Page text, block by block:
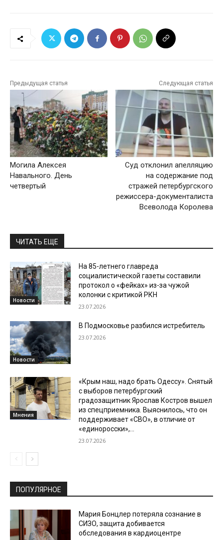
Предыдущая статья
Могила Алексея
Навального. День
четвертый
Следующая статья
Суд отклонил апелляцию
на содержание под
стражей петербургского
режиссера-документалиста
Всеволода Королева
ЧИТАТЬ ЕЩЕ
Новости
На 85-летнего главреда
социалистической газеты составили
протокол о «фейках» из-за чужой
колонки с критикой РКН
23.07.2026
Новости
В Подмосковье разбился истребитель
23.07.2026
Мнения
«Крым наш, надо брать Одессу». Снятый
с выборов петербургский
градозащитник Ярослав Костров вышел
из спецприемника. Выяснилось, что он
поддерживает «СВО», в отличие от
«единоросски»,...
23.07.2026
ПОПУЛЯРНОЕ
Мария Бонцлер потеряла сознание в
СИЗО, защита добивается
обследования в кардиоцентре